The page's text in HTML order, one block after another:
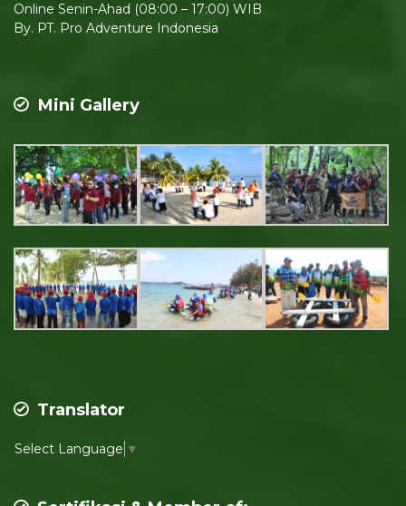
Online Senin-Ahad (08:00 – 17:00) WIB
By. PT. Pro Adventure Indonesia
Mini Gallery
Translator
Select Language ▼